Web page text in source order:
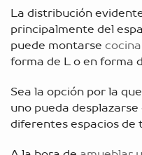
La distribución
principalmente del
puede montarse
forma de L o en forma
Sea la opción por la
uno pueda
diferentes espacios de